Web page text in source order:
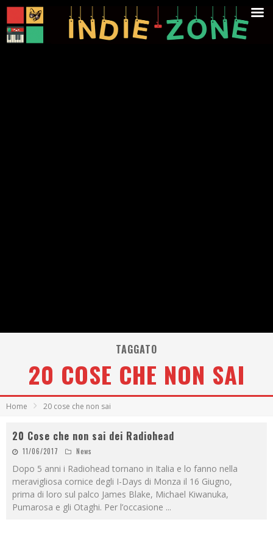
TAGGATO
20 COSE CHE NON SAI
Home 20 cose che non sai
20 Cose che non sai dei Radiohead
11/06/2017 News
Dopo 5 anni i Radiohead tornano in Italia e lo fanno nella
meravigliosa cornice degli I-Days di Monza il 16 Giugno,
prima di loro sul palco James Blake, Michael Kiwanuka,
Pumarosa e gli Otaghi. Per l’occasione ...